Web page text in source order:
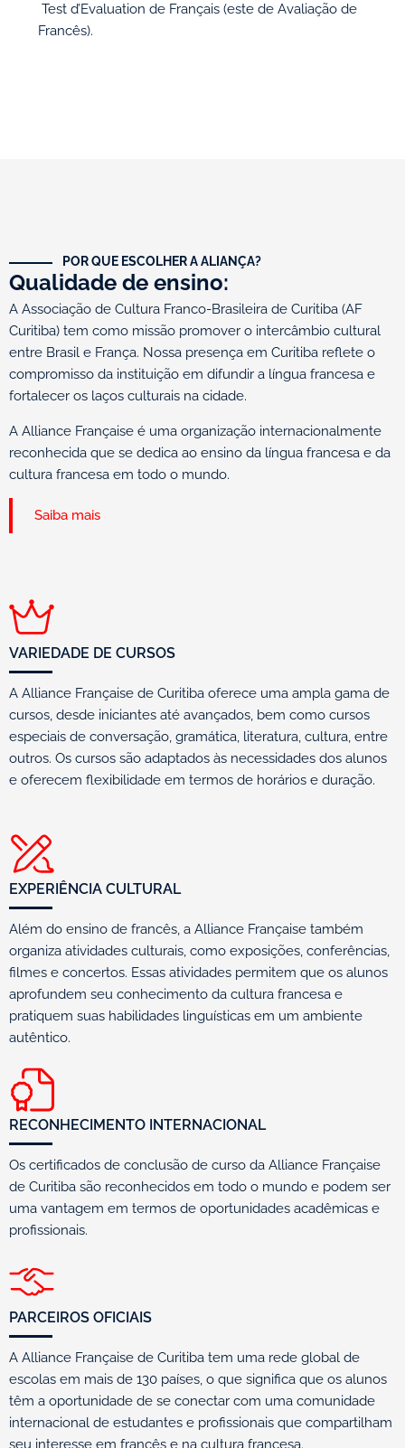
Test d’Evaluation de Français (este de Avaliação de
Francês).
POR QUE ESCOLHER A ALIANÇA?
Qualidade de ensino:
A Associação de Cultura Franco-Brasileira de Curitiba (AF
Curitiba) tem como missão promover o intercâmbio cultural
entre Brasil e França. Nossa presença em Curitiba reflete o
compromisso da instituição em difundir a língua francesa e
fortalecer os laços culturais na cidade.
A Alliance Française é uma organização internacionalmente
reconhecida que se dedica ao ensino da língua francesa e da
cultura francesa em todo o mundo.
Saiba mais
VARIEDADE DE CURSOS
A Alliance Française de Curitiba oferece uma ampla gama de
cursos, desde iniciantes até avançados, bem como cursos
especiais de conversação, gramática, literatura, cultura, entre
outros. Os cursos são adaptados às necessidades dos alunos
e oferecem flexibilidade em termos de horários e duração.
EXPERIÊNCIA CULTURAL
Além do ensino de francês, a Alliance Française também
organiza atividades culturais, como exposições, conferências,
filmes e concertos. Essas atividades permitem que os alunos
aprofundem seu conhecimento da cultura francesa e
pratiquem suas habilidades linguísticas em um ambiente
autêntico.
RECONHECIMENTO INTERNACIONAL
Os certificados de conclusão de curso da Alliance Française
de Curitiba são reconhecidos em todo o mundo e podem ser
uma vantagem em termos de oportunidades acadêmicas e
profissionais.
PARCEIROS OFICIAIS
A Alliance Française de Curitiba tem uma rede global de
escolas em mais de 130 países, o que significa que os alunos
têm a oportunidade de se conectar com uma comunidade
internacional de estudantes e profissionais que compartilham
seu interesse em francês e na cultura francesa.